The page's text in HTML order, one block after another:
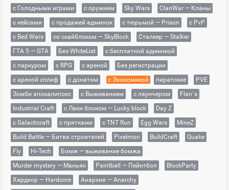
с Голодными играми
с оружием Sky Wars
ClanWar — Кланы
с кейсами
с продажей админок с тюрьмой — Prison
с PvP
с Bed Wars
со скайблоком — SkyBlock
Сталкер — Stalker
ГТА 5 — GTA
Без WhiteList
с бесплатной админкой
с паркуром
с RPG с ареной
Без регистрации
с ареной сплиф
с донатом с Экономикой пиратские
PVE
Зомби апокалипсис
с Выживанием с лаунчером
Flan`s
Industrial Craft
с Лаки блоком — Lucky block
Day Z
с Galacticraft
с прятками с TNT Run Egg Wars
MineZ
Build Battle — Битва строителей
Pixelmon BuildCraft
Quake
Fly
Hi-Tech
Бомж — выживание бомжа
Murder mystery — Маньяк
Paintball — Пейнтбол
BlockParty
Хардкор — Hardcore
Анархия — Anarchy